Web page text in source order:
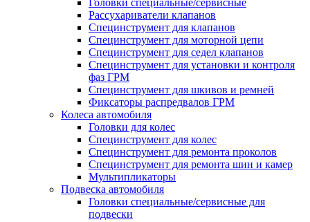
Головки специальные/сервисные
Рассухариватели клапанов
Специнструмент для клапанов
Специнструмент для моторной цепи
Специнструмент для седел клапанов
Специнструмент для установки и контроля
фаз ГРМ
Специнструмент для шкивов и ремней
Фиксаторы распредвалов ГРМ
Колеса автомобиля
Головки для колес
Специнструмент для колес
Специнструмент для ремонта проколов
Специнструмент для ремонта шин и камер
Мультипликаторы
Подвеска автомобиля
Головки специальные/сервисные для
подвески